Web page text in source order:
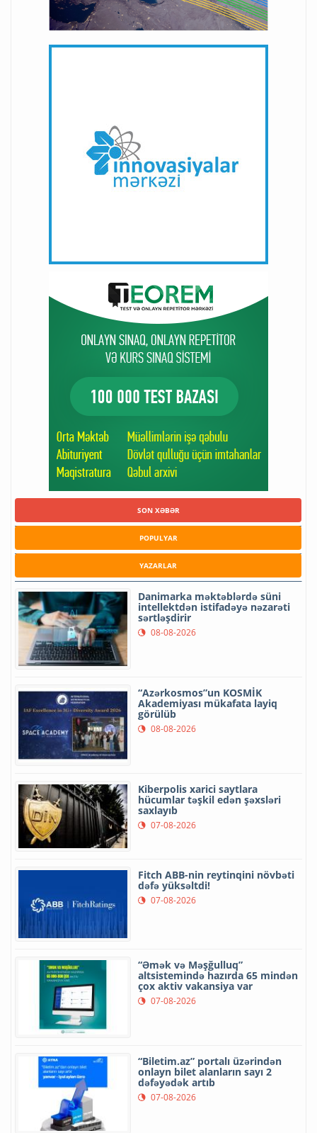
SON XƏBƏR
POPULYAR
YAZARLAR
Danimarka məktəblərdə süni
intellektdən istifadəyə nəzarəti
sərtləşdirir
08-08-2026
“Azərkosmos”un KOSMİK
Akademiyası mükafata layiq
görülüb
08-08-2026
Kiberpolis xarici saytlara
hücumlar təşkil edən şəxsləri
saxlayıb
07-08-2026
Fitch ABB-nin reytinqini növbəti
dəfə yüksəltdi!
07-08-2026
“Əmək və Məşğulluq”
altsistemində hazırda 65 mindən
çox aktiv vakansiya var
07-08-2026
“Biletim.az” portalı üzərindən
onlayn bilet alanların sayı 2
dəfəyədək artıb
07-08-2026